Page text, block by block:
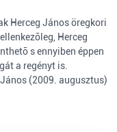
Herceg János öregkori
Herceg
s ennyiben éppen
a regényt is.
(2009. augusztus)